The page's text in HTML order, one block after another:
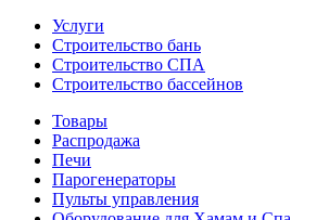
Услуги
Строительство бань
Строительство СПА
Строительство бассейнов
Товары
Распродажа
Печи
Парогенераторы
Пульты управления